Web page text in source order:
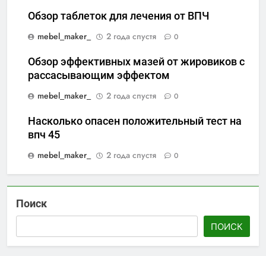
Обзор таблеток для лечения от ВПЧ
mebel_maker_
2 года спустя 0
Обзор эффективных мазей от жировиков с
рассасывающим эффектом
mebel_maker_
2 года спустя 0
Насколько опасен положительный тест на
впч 45
mebel_maker_
2 года спустя 0
Поиск
ПОИСК